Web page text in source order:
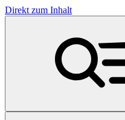
Direkt zum Inhalt